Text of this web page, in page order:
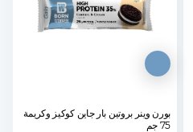
بورن وينر بروتين بار جاين كوكيز وكريمة
75 جم